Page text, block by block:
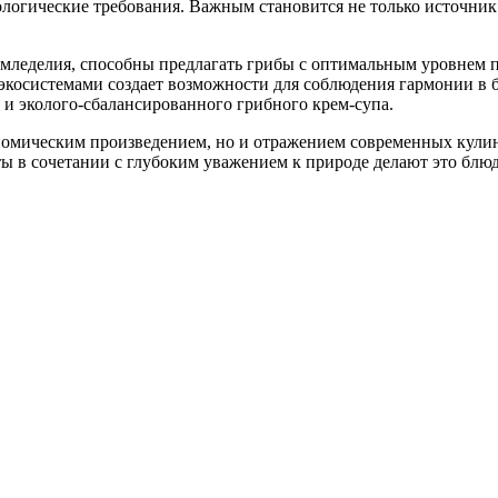
требования. Важным становится не только
способны предлагать грибы с оптимальным уровнем
создает возможности для соблюдения гармонии в
эколого-сбалансированного грибного крем-супа.
произведением, но и отражением современных
сочетании с глубоким уважением к природе делают это